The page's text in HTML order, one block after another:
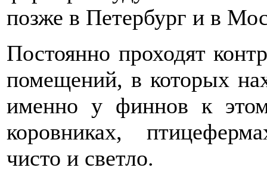
позже в Петербург и в
Постоянно проходят
помещений, в которых
именно у финнов к
коровниках,
чисто и светло.